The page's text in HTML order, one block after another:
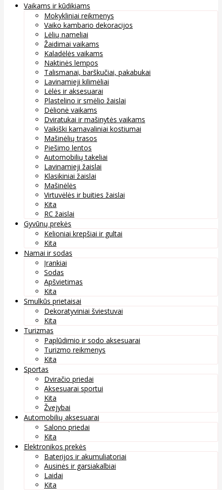
Vaikams ir kūdikiams
Mokykliniai reikmenys
Vaiko kambario dekoracijos
Lėlių nameliai
Žaidimai vaikams
Kaladėlės vaikams
Naktinės lempos
Talismanai, barškučiai, pakabukai
Lavinamieji kilimėliai
Lėlės ir aksesuarai
Plastelino ir smėlio žaislai
Dėlionė vaikams
Dviratukai ir mašinytės vaikams
Vaikiški karnavaliniai kostiumai
Mašinėlių trasos
Piešimo lentos
Automobilių takeliai
Lavinamieji žaislai
Klasikiniai žaislai
Mašinėlės
Virtuvėlės ir buities žaislai
Kita
RC žaislai
Gyvūnų prekės
Kelioniai krepšiai ir gultai
Kita
Namai ir sodas
Įrankiai
Sodas
Apšvietimas
Kita
Smulkūs prietaisai
Dekoratyviniai šviestuvai
Kita
Turizmas
Paplūdimio ir sodo aksesuarai
Turizmo reikmenys
Kita
Sportas
Dviračio priedai
Aksesuarai sportui
Kita
Žvejybai
Automobilių aksesuarai
Salono priedai
Kita
Elektronikos prekės
Baterijos ir akumuliatoriai
Ausinės ir garsiakalbiai
Laidai
Kita